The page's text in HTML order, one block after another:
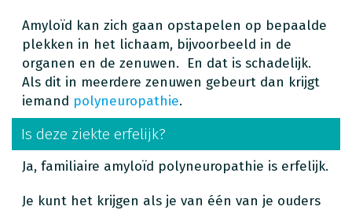
Amyloïd kan zich gaan opstapelen op bepaalde
plekken in het lichaam, bijvoorbeeld in de
organen en de zenuwen. En dat is schadelijk.
Als dit in meerdere zenuwen gebeurt dan krijgt
iemand polyneuropathie.
Is deze ziekte erfelijk?
Ja, familiaire amyloïd polyneuropathie is erfelijk.
Je kunt het krijgen als je van één van je ouders